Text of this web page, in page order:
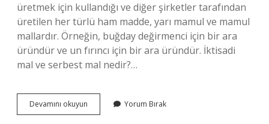
üretmek için kullandığı ve diğer şirketler tarafından
üretilen her türlü ham madde, yarı mamul ve mamul
mallardır. Örneğin, buğday değirmenci için bir ara
üründür ve un fırıncı için bir ara üründür. İktisadi
mal ve serbest mal nedir?…
Devamını okuyun
Kaça
Yorum Bırak